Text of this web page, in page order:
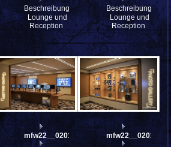
Beschreibung:
Lounge und
Reception
Beschreibung:
Lounge und
Reception
mfw22__0201410
mfw22__0201409